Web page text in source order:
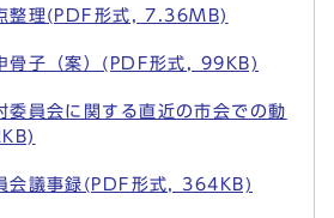
整理(PDF形式, 7.36MB)
骨子（案）(PDF形式, 99KB)
委員会に関する直近の市会での動
会議事録(PDF形式, 364KB)